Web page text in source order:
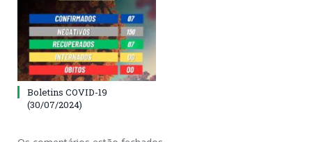
Boletins COVID-19
(30/07/2024)